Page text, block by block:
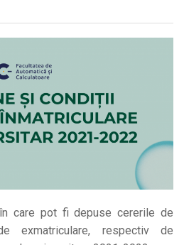
care pot fi depuse cererile de
exmatriculare, respectiv de